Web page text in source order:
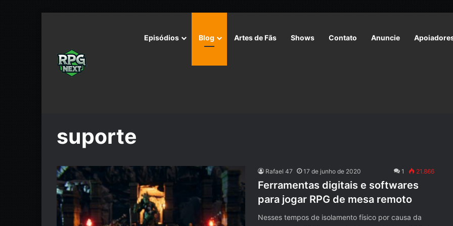
Episódios Blog Artes de Fãs Shows Contato Anuncie
suporte
Rafael 47 17 de junho de 2020 1 21.866
Ferramentas digitais e softwares
para jogar RPG de mesa remoto
Nesses tempos de isolamento físico por causa da